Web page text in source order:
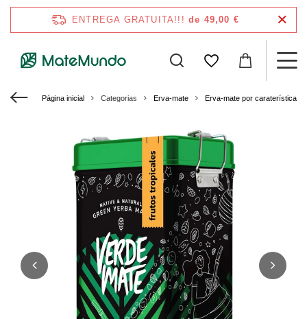
ENTREGA GRATUITA!!! de 49,00 €
Página inicial Categorias Erva-mate Erva-mate por caraterísticas